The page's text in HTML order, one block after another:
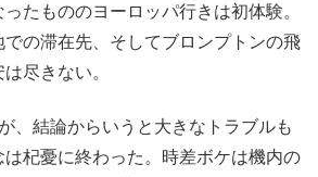
たもののヨーロッパ行きは初体験。
の滞在先、そしてブロンプトンの飛
尽きない。
、結論からいうと大きなトラブルも
杞憂に終わった。時差ボケは機内の